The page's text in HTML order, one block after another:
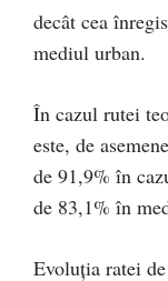
decât cea
mediul urban.
În cazul rutei
este, de
de 91,9% în
de 83,1% în
Evoluția ratei